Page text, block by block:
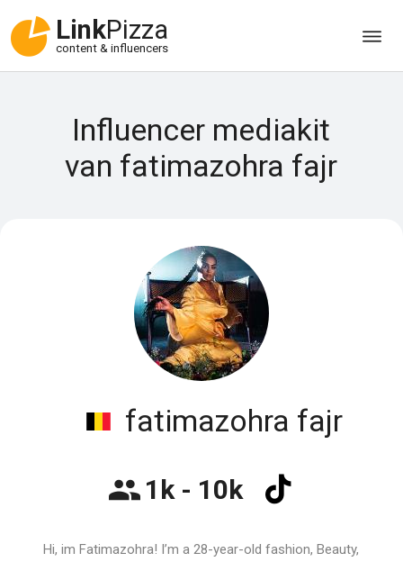
LinkPizza
content & influencers
Influencer mediakit
van fatimazohra fajr
fatimazohra fajr
1k - 10k
Hi, im Fatimazohra! I’m a 28-year-old fashion, Beauty,